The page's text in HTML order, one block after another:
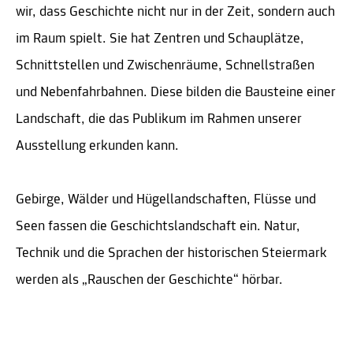
wir, dass Geschichte nicht nur in der Zeit, sondern auch
im Raum spielt. Sie hat Zentren und Schauplätze,
Schnittstellen und Zwischenräume, Schnellstraßen
und Nebenfahrbahnen. Diese bilden die Bausteine einer
Landschaft, die das Publikum im Rahmen unserer
Ausstellung erkunden kann.
Gebirge, Wälder und Hügellandschaften, Flüsse und
Seen fassen die Geschichtslandschaft ein. Natur,
Technik und die Sprachen der historischen Steiermark
werden als „Rauschen der Geschichte“ hörbar.